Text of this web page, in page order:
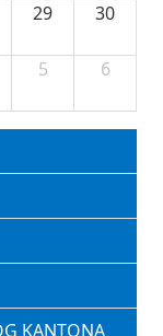
29 30
5 6
KANTONA